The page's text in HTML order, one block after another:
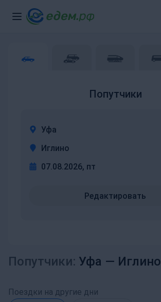
Попутчики
Уфа
Иглино
07.08.2026, пт
Редактировать
Попутчики: Уфа — Иглино
Поездки на другие дни